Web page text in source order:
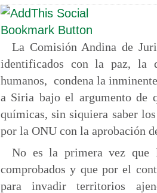
La Comisión Andina de
identificados con la paz, la
humanos, condena la
a Siria bajo el argumento de
químicas, sin siquiera saber
por la ONU con la aprobación
No es la primera vez que
comprobados y que por el
para invadir territorios